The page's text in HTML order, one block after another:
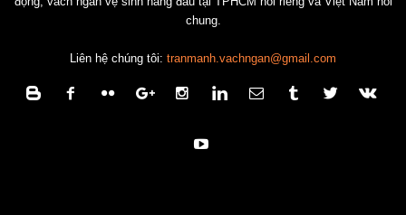
chung.
Liên hệ chúng tôi: tranmanh.vachngan@gmail.com